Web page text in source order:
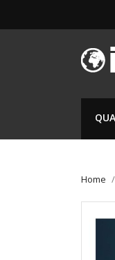
Home